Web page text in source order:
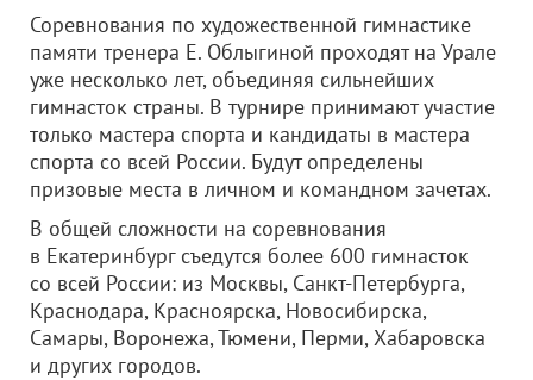
Соревнования по художественной гимнастике
памяти тренера Е. Облыгиной проходят на Урале
уже несколько лет, объединяя сильнейших
гимнасток страны. В турнире принимают участие
только мастера спорта и кандидаты в мастера
спорта со всей России. Будут определены
призовые места в личном и командном зачетах.
В общей сложности на соревнования
в Екатеринбург съедутся более 600 гимнасток
со всей России: из Москвы, Санкт-Петербурга,
Краснодара, Красноярска, Новосибирска,
Самары, Воронежа, Тюмени, Перми, Хабаровска
и других городов.